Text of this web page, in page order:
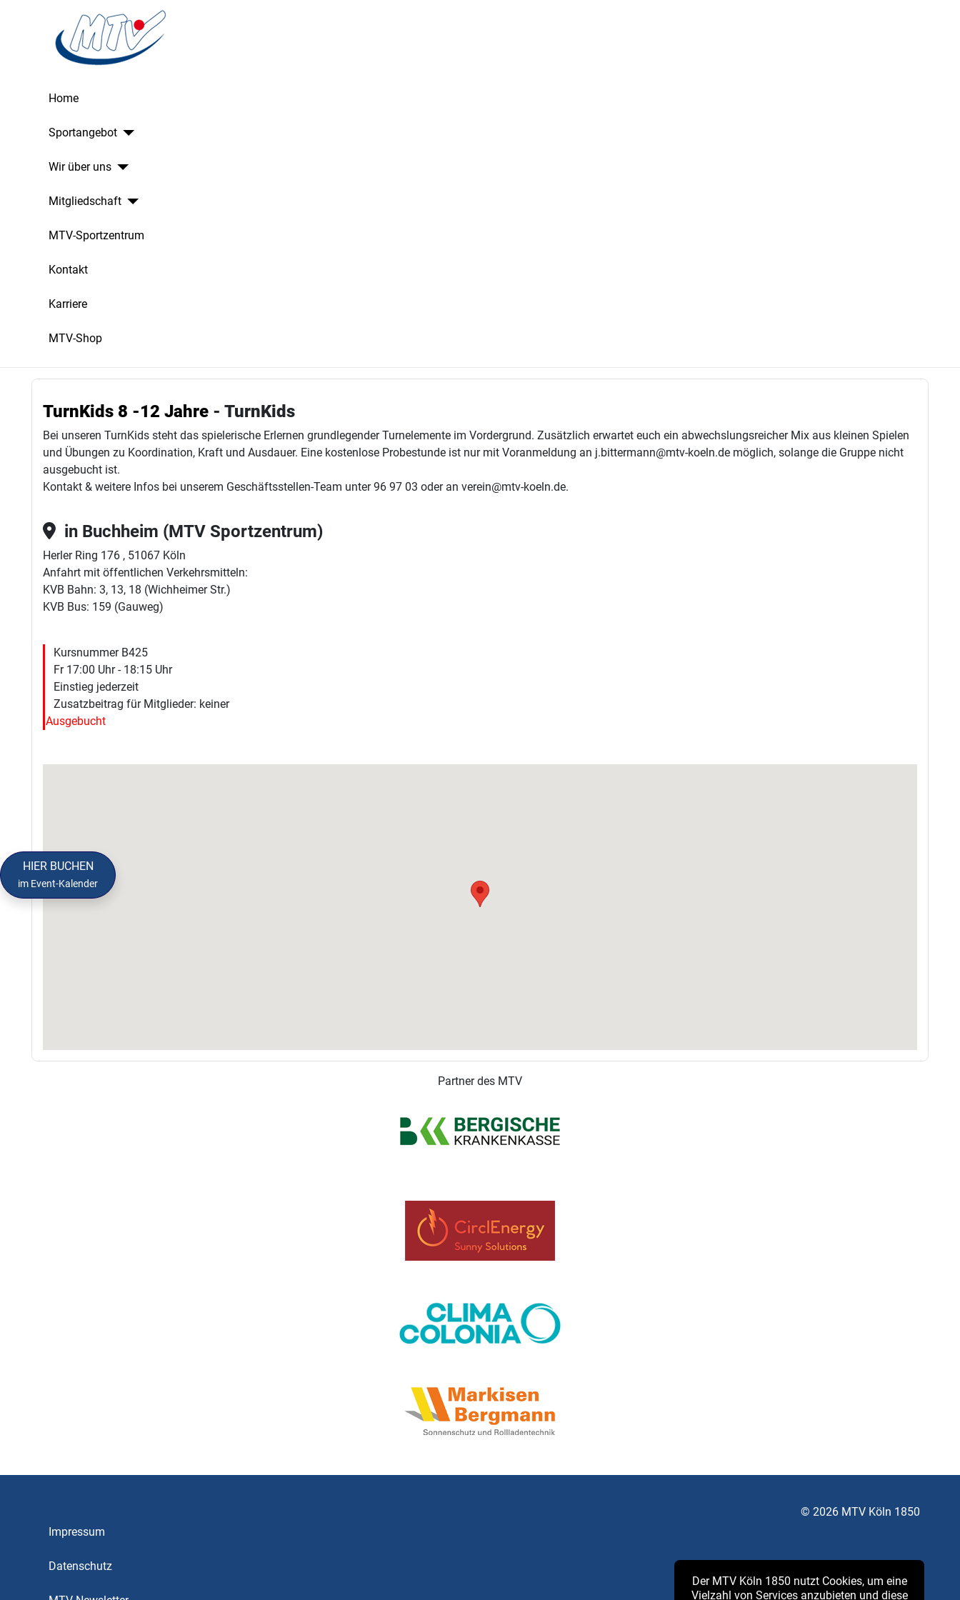
Home
Sportangebot
Wir über uns
Mitgliedschaft
MTV-Sportzentrum
Kontakt
Karriere
MTV-Shop
TurnKids 8 -12 Jahre - TurnKids
Bei unseren TurnKids steht das spielerische Erlernen grundlegender Turnelemente im Vordergrund. Zusätzlich erwartet euch ein abwechslungsreicher Mix aus kleinen Spielen
und Übungen zu Koordination, Kraft und Ausdauer. Eine kostenlose Probestunde ist nur mit Voranmeldung an j.bittermann@mtv-koeln.de möglich, solange die Gruppe nicht
ausgebucht ist.
Kontakt & weitere Infos bei unserem Geschäftsstellen-Team unter 96 97 03 oder an verein@mtv-koeln.de.
in Buchheim (MTV Sportzentrum)
Herler Ring 176 , 51067 Köln
Anfahrt mit öffentlichen Verkehrsmitteln:
KVB Bahn: 3, 13, 18 (Wichheimer Str.)
KVB Bus: 159 (Gauweg)
Kursnummer B425
Fr 17:00 Uhr - 18:15 Uhr
Einstieg jederzeit
Zusatzbeitrag für Mitglieder: keiner
Ausgebucht
Partner des MTV
Impressum
Datenschutz
© 2026 MTV Köln 1850
HIER BUCHEN
im Event-Kalender
Der MTV Köln 1850 nutzt Cookies, um eine
Vielzahl von Services anzubieten und diese